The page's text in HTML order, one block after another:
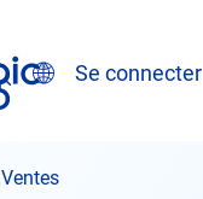
Recherche
FrançaisSe connecter
Ventes